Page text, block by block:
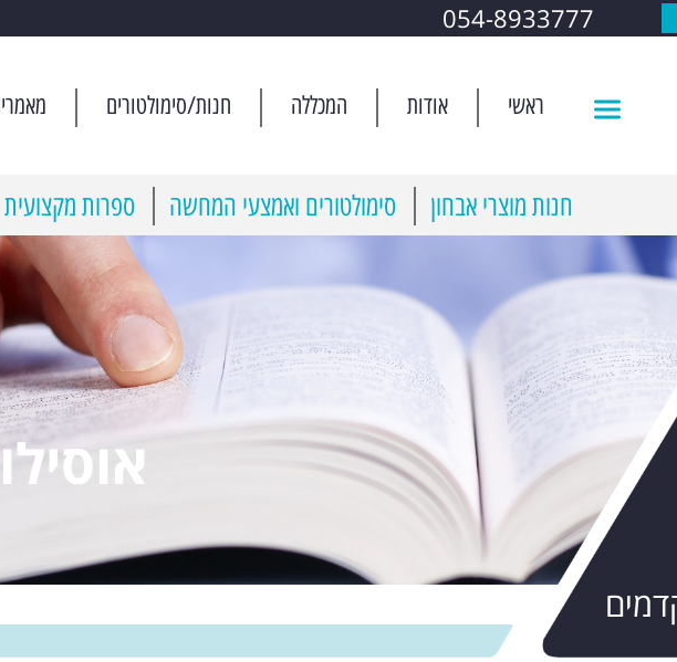
054-8933777
ראשי אודות המכללה חנות/סימולטורים
חנות מוצרי אבחון סימולטורים ואמצעי המחשה ספרות מקצועית